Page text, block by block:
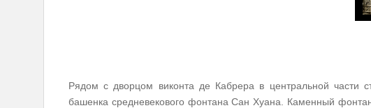
Рядом с дворцом виконта де Кабрера в центральной части
башенка средневекового фонтана Сан Хуана. Каменный